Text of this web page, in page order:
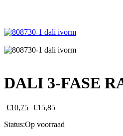
DALI 3-FASE
€10,75 €15,85
Status:Op voorraad